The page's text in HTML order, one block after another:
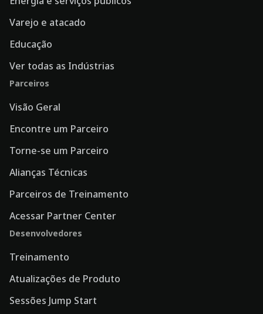
Varejo e atacado
Educação
Ver todas as Indústrias
Parceiros
Visão Geral
Encontre um Parceiro
Torne-se um Parceiro
Alianças Técnicas
Parceiros de Treinamento
Acessar Partner Center
Desenvolvedores
Treinamento
Atualizações de Produto
Sessões Jump Start